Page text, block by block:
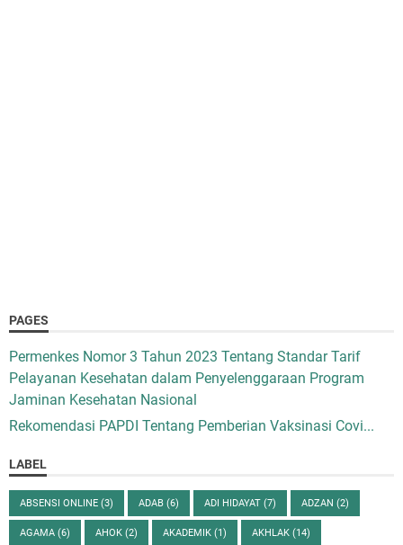
PAGES
Permenkes Nomor 3 Tahun 2023 Tentang Standar Tarif
Pelayanan Kesehatan dalam Penyelenggaraan Program
Jaminan Kesehatan Nasional
Rekomendasi PAPDI Tentang Pemberian Vaksinasi Covi...
LABEL
ABSENSI ONLINE (3) ADAB (6) ADI HIDAYAT (7) ADZAN (2)
AGAMA (6) AHOK (2) AKADEMIK (1) AKHLAK (14)